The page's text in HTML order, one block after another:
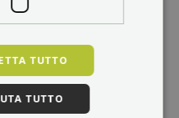
elettrici o di accessori e
e-shop vi offre un'ampia
per la mobilità elettrica.
TUTTO
TUTTO